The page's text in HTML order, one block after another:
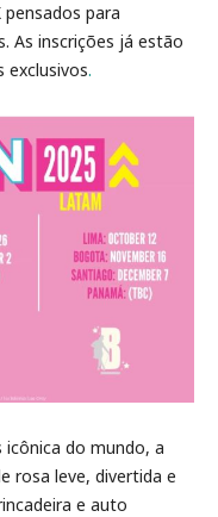
para
As inscrições já estão
exclusivos.
icônica do mundo, a
rosa leve, divertida e
e auto